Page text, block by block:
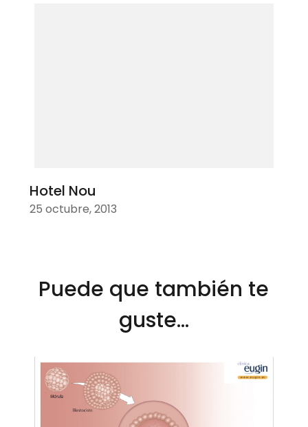
Hotel Nou
25 octubre, 2013
Puede que también te
guste...